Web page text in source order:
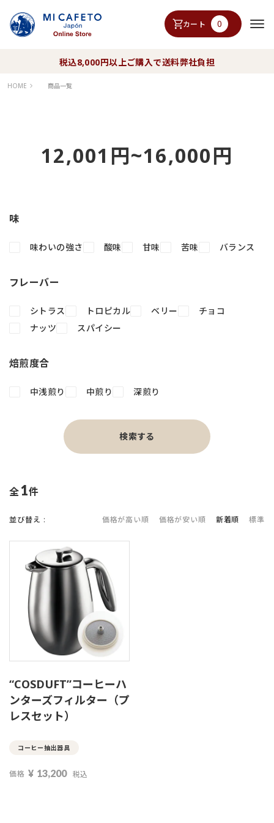
カート 0
税込8,000円以上ご購入で送料弊社負担
HOME 商品一覧
12,001円~16,000円
味
味わいの強さ 酸味 甘味 苦味 バランス
フレーバー
シトラス トロピカル ベリー
チョコ
ナッツ
スパイシー
焙煎度合
中浅煎り 中煎り 深煎り
検索する
並び替え 標準
新着順
価格が安い順
価格が高い順
1
“COSDUFT”コーヒーハ
ンターズフィルター（プ
レスセット）
コーヒー抽出器具
価格 ¥ 13,200 税込